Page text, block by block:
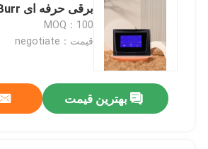
آسیاب قهوه Burr
آسیاب قهوه بدون دوز
آسیاب قهوه تجاری
برقی حرفه ای Burr
MOQ：100
قیمت：negotiate
بهترین قیمت